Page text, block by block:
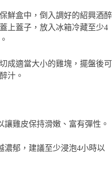
鮮盒中，倒入調好的紹興酒醉
上蓋子，放入冰箱冷藏至少4
成適當大小的雞塊，擺盤後可
汁。
雞皮保持滑嫩、富有彈性。
濃郁，建議至少浸泡4小時以